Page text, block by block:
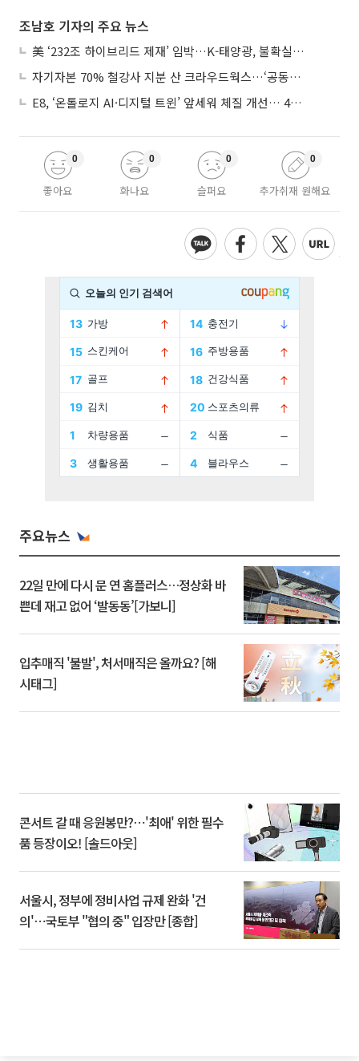
조남호 기자의 주요 뉴스
美 ‘232조 하이브리드 제재’ 임박…K-태양광, 불확실성 털고 날개 다나
자기자본 70% 철강사 지분 산 크라우드웍스…‘공동경영’으로 AI 시너지 낼까
E8, ‘온톨로지 AI·디지털 트윈’ 앞세워 체질 개선… 4분기 흑자전환 총력
좋아요
0
화나요
0
슬퍼요
0
추가취재 원해요
0
주요뉴스
22일 만에 다시 문 연 홈플러스…정상화 바
쁜데 재고 없어 ‘발동동’[가보니]
입추매직 '불발', 처서매직은 올까요? [해
시태그]
콘서트 갈 때 응원봉만?⋯'최애' 위한 필수
품 등장이오! [솔드아웃]
서울시, 정부에 정비사업 규제 완화 '건
의'⋯국토부 "협의 중" 입장만 [종합]